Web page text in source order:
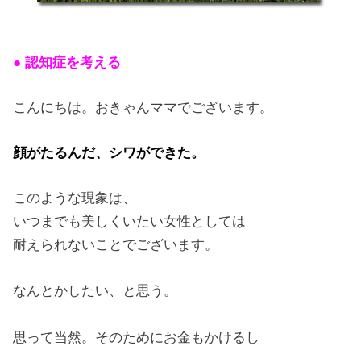
● 認知症を考える
こんにちは。おきゃんママでございます。
顔がたるんだ、シワができた。
このような現象は、
いつまでも美しくいたい女性としては
耐えられないことでございます。
なんとかしたい、と思う。
思って当然。そのためにお金もかけるし